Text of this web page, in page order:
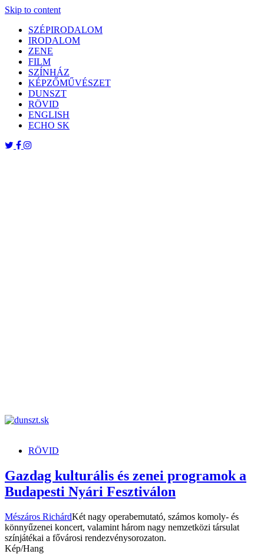
Skip to content
SZÉPIRODALOM
IRODALOM
ZENE
FILM
SZÍNHÁZ
KÉPZŐMŰVÉSZET
DUNSZT
RÖVID
ENGLISH
ECHO SK
RÖVID
Gazdag kulturális és zenei programok a
Budapesti Nyári Fesztiválon
Mészáros RichárdKét nagy operabemutató, számos komoly- és
könnyűzenei koncert, valamint három nagy nemzetközi társulat
színjátékai a fővárosi rendezvénysorozaton.
Kép/Hang